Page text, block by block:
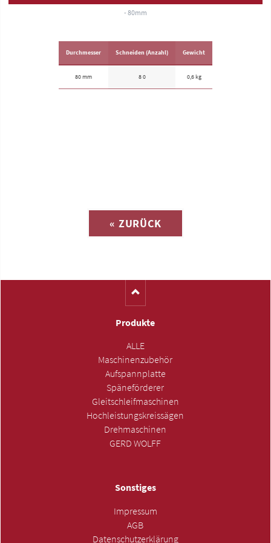
- 80mm
Durchmesser
80 mm
Schneiden (Anzahl)
8 0
Gewicht
0,6 kg
« ZURÜCK
Produkte
ALLE
Maschinenzubehör
Aufspannplatte
Späneförderer
Gleitschleifmaschinen
Hochleistungskreissägen
Drehmaschinen
GERD WOLFF
Sonstiges
Impressum
AGB
Datenschutzerklärung